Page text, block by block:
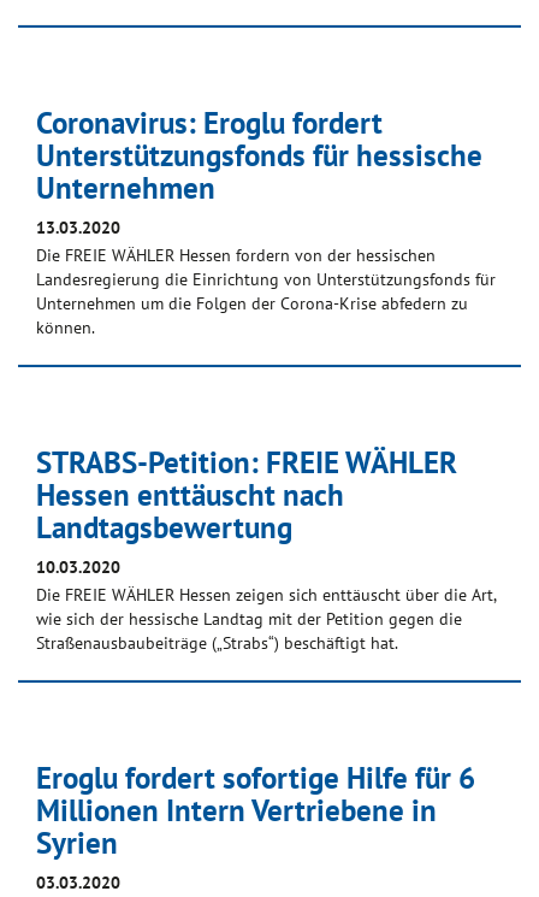
Coronavirus: Eroglu fordert
Unterstützungsfonds für hessische
Unternehmen
13.03.2020
Die FREIE WÄHLER Hessen fordern von der hessischen
Landesregierung die Einrichtung von Unterstützungsfonds für
Unternehmen um die Folgen der Corona-Krise abfedern zu
können.
STRABS-Petition: FREIE WÄHLER
Hessen enttäuscht nach
Landtagsbewertung
10.03.2020
Die FREIE WÄHLER Hessen zeigen sich enttäuscht über die Art,
wie sich der hessische Landtag mit der Petition gegen die
Straßenausbaubeiträge („Strabs“) beschäftigt hat.
Eroglu fordert sofortige Hilfe für 6
Millionen Intern Vertriebene in
Syrien
03.03.2020